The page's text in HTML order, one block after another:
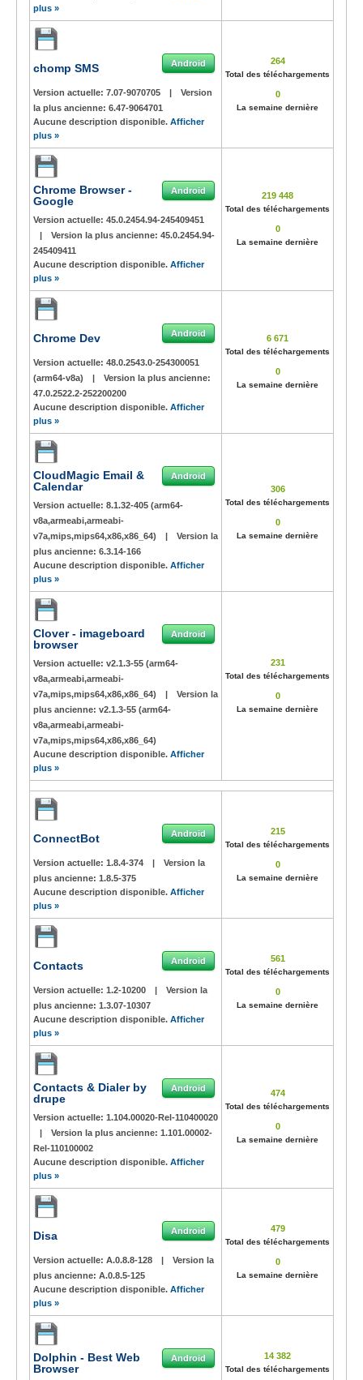
plus »
chomp SMS Android
Version actuelle: 7.07-9070705 |
Version
la plus ancienne: 6.47-9064701
Aucune description disponible. Afficher
plus »
264
Total des téléchargements
0
La semaine dernière
Chrome Browser -
Google
Android
Version actuelle: 45.0.2454.94-245409451
|
Version la plus ancienne: 45.0.2454.94-
245409411
Aucune description disponible. Afficher
plus »
219 448
Total des téléchargements
0
La semaine dernière
Chrome Dev Android
Version actuelle: 48.0.2543.0-254300051
(arm64-v8a)
|
Version la plus ancienne:
47.0.2522.2-252200200
Aucune description disponible. Afficher
plus »
6 671
Total des téléchargements
0
La semaine dernière
CloudMagic Email &
Calendar
Android
Version actuelle: 8.1.32-405 (arm64-
v8a,armeabi,armeabi-
v7a,mips,mips64,x86,x86_64)
|
Version la
plus ancienne: 6.3.14-166
Aucune description disponible. Afficher
plus »
306
Total des téléchargements
0
La semaine dernière
Clover - imageboard
browser
Android
Version actuelle: v2.1.3-55 (arm64-
v8a,armeabi,armeabi-
v7a,mips,mips64,x86,x86_64)
|
Version la
plus ancienne: v2.1.3-55 (arm64-
v8a,armeabi,armeabi-
v7a,mips,mips64,x86,x86_64)
Aucune description disponible. Afficher
plus »
231
Total des téléchargements
0
La semaine dernière
ConnectBot Android
Version actuelle: 1.8.4-374 |
Version la
plus ancienne: 1.8.5-375
Aucune description disponible. Afficher
plus »
215
Total des téléchargements
0
La semaine dernière
Contacts Android
Version actuelle: 1.2-10200 |
Version la
plus ancienne: 1.3.07-10307
Aucune description disponible. Afficher
plus »
561
Total des téléchargements
0
La semaine dernière
Contacts & Dialer by
drupe
Android
Version actuelle: 1.104.00020-Rel-110400020
|
Version la plus ancienne: 1.101.00002-
Rel-110100002
Aucune description disponible. Afficher
plus »
474
Total des téléchargements
0
La semaine dernière
Disa Android
Version actuelle: A.0.8.8-128 |
Version la
plus ancienne: A.0.8.5-125
Aucune description disponible. Afficher
plus »
479
Total des téléchargements
0
La semaine dernière
Dolphin - Best Web
Browser
Android 14 382
Total des téléchargements